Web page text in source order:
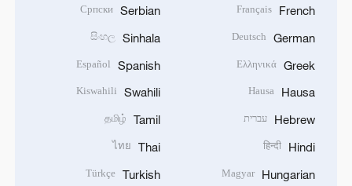
French
Français
German
Deutsch
Greek
Ελληνικά
Hausa
Hausa
Hebrew עברית
Hindi
हिन्दी
Hungarian
Magyar
Serbian
Српски
Sinhala
සිංහල
Spanish
Español
Swahili
Kiswahili
Tamil
தமிழ்
Thai
ไทย
Turkish
Türkçe